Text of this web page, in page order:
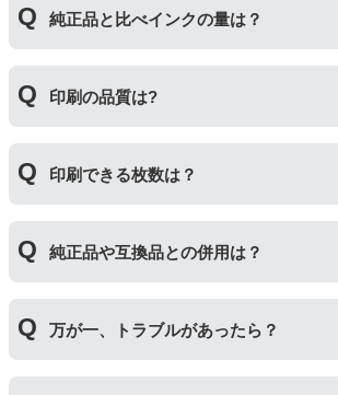
いる互換品です。プリンターに適合す
いますが、一部特許回避を目的に形状
いる場合もございます。使用には問題
ご安心ください。
純正品と比べインクの量は？
インク量が入っており、純正インクと
きます。（インクが純正品より多く入
しも純正より印刷数量が多くなるわけ
ん。）
印刷の品質は?
の順です。
その他にも純正品、詰め替えインク、
したブログ記事がございますのでよろ
純正インク・互換インク・詰め替えイ
め】
印刷できる枚数は？
インク量が入っており、純正インクと
きます。（インクが純正品より多く入
しも純正より印刷数量が多くなるわけ
ん。）印刷枚数についてはご使用環境
純正品や互換品との併用は？
併用してご使用いただけます。（例：
は互換インク、他の色は純正インクを
他社製品の詰め替えインクやインクカ
万が一、トラブルがあったら？